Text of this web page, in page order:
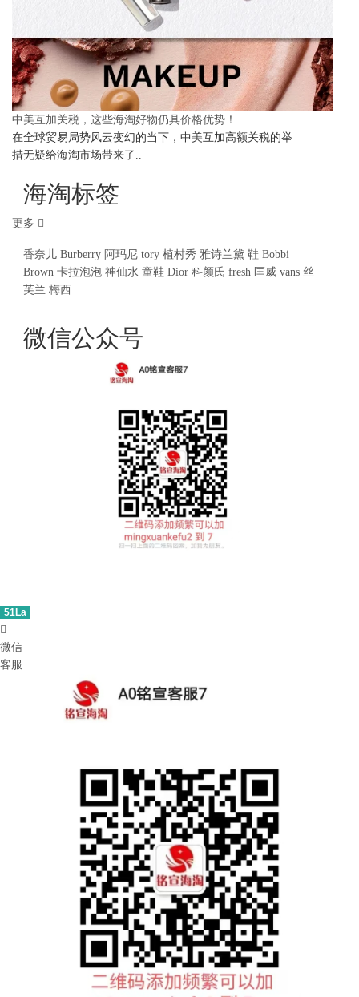
中美互加关税，这些海淘好物仍具价格优势！
在全球贸易局势风云变幻的当下，中美互加高额关税的举
措无疑给海淘市场带来了..
海淘标签
更多
香奈儿 Burberry 阿玛尼 tory 植村秀 雅诗兰黛 鞋 Bobbi
Brown 卡拉泡泡 神仙水 童鞋 Dior 科颜氏 fresh 匡威 vans 丝
芙兰 梅西
微信公众号
51La

微信
客服